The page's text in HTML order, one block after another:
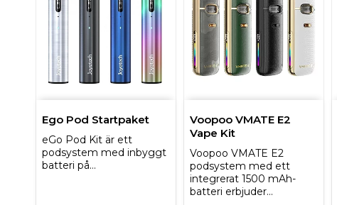
Ego Pod Startpaket
eGo Pod Kit är ett
podsystem med inbyggt
batteri på…
Voopoo VMATE E2
Vape Kit
Voopoo VMATE E2
podsystem med ett
integrerat 1500 mAh-
batteri erbjuder…